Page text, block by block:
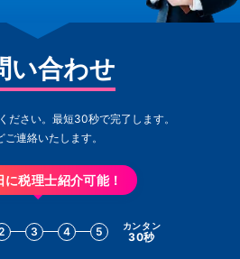
い合わせ
ださい。最短30秒で完了します。
ご連絡いたします。
に税理士紹介可能！
3 4 5 カンタン
30秒